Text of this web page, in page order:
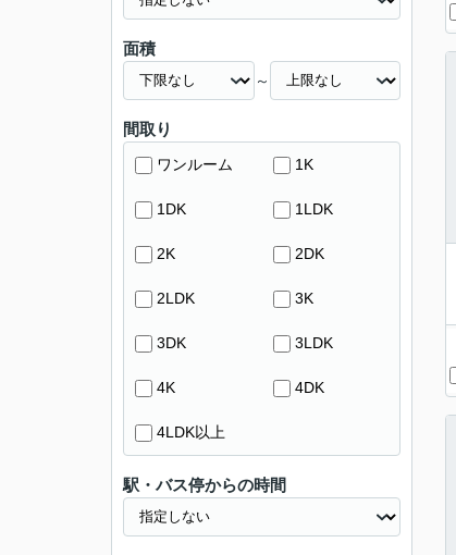
面積
～
間取り
ワンルーム 1K
1DK 1LDK
2K 2DK
2LDK 3K
3DK 3LDK
4K 4DK
4LDK以上
駅・バス停からの時間